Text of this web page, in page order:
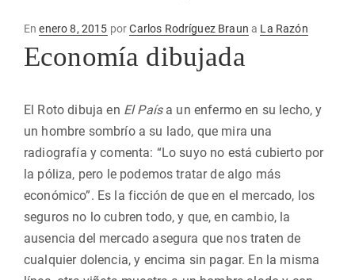
EnPublicado
en
enero 8, 2015 porCarlos Rodríguez Braun a La Razón
Economía dibujada
El Roto dibuja en El Paísa un enfermo en su lecho, y
un hombre sombrío a su lado, que mira una
radiografía y comenta: “Lo suyo no está cubierto por
la póliza, pero le podemos tratar de algo más
económico”. Es la ficción de que en el mercado, los
seguros no lo cubren todo, y que, en cambio, la
ausencia del mercado asegura que nos traten de
cualquier dolencia, y encima sin pagar. En la misma